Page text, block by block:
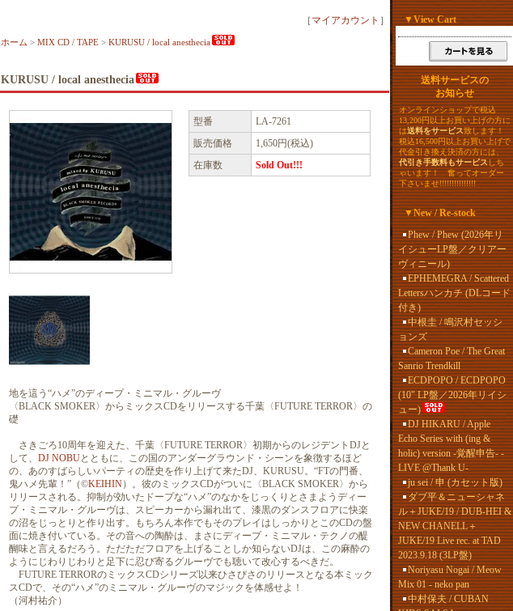
［ マイアカウント ］
ホーム > MIX CD / TAPE > KURUSU / local anesthecia
KURUSU / local anesthecia
型番
LA-7261
販売価格
1,650円(税込)
在庫数
Sold Out!!!
地を這う“ハメ”のディープ・ミニマル・グルーヴ
〈BLACK SMOKER〉からミックスCDをリリースする千葉〈FUTURE TERROR〉の
礎
さきごろ10周年を迎えた、千葉〈FUTURE TERROR〉初期からのレジデントDJと
して、 DJ NOBUとともに、この国のアンダーグラウンド・シーンを象徴するほど
の、あのすばらしいパーティの歴史を作り上げて来たDJ、KURUSU。“FTの門番、
鬼ハメ先輩！”（©KEIHIN）。彼のミックスCDがついに〈BLACK SMOKER〉から
リリースされる。抑制が効いたドープな“ハメ”のなかをじっくりとさまようディー
プ・ミニマル・グルーヴは、スピーカーから漏れ出て、漆黒のダンスフロアに快楽
の沼をじっとりと作り出す。もちろん本作でもそのプレイはしっかりとこのCDの盤
面に焼き付いている。その音への陶酔は、まさにディープ・ミニマル・テクノの醍
醐味と言えるだろう。ただただフロアを上げることしか知らないDJは、この麻酔の
ようにじわりじわりと足下に忍び寄るグルーヴでも聴いて改心するべきだ。
FUTURE TERRORのミックスCDシリーズ以来ひさびさのリリースとなる本ミック
スCDで、その“ハメ”のミニマル・グルーヴのマジックを体感せよ！
（河村祐介）
▼View Cart
送料サービスの
お知らせ
オンラインショップで税込
13,200円以上お買い上げの方に
は送料をサービス致します！
税込16,500円以上お買い上げで
代金引き換え決済の方には、
代引き手数料もサービスしち
ゃいます！ 奮ってオーダー
下さいませ!!!!!!!!!!!!!!!
▼New / Re-stock
Phew / Phew (2026年リ
イシューLP盤／クリアー
ヴィニール)
EPHEMEGRA / Scattered
Lettersハンカチ (DLコード
付き)
中根圭 / 鳴沢村セッシ
ョンズ
Cameron Poe / The Great
Sanrio Trendkill
ECDPOPO / ECDPOPO
(10" LP盤／2026年リイシ
ュー)
DJ HIKARU / Apple
Echo Series with (ing &
holic) version -覚醒申告- -
LIVE @Thank U-
ju sei / 申 (カセット版)
ダブ平＆ニューシャネ
ル＋JUKE/19 / DUB-HEI &
NEW CHANELL＋
JUKE/19 Live rec. at TAD
2023.9.18 (3LP盤)
Noriyasu Nogai / Meow
Mix 01 - neko pan
中村保夫 / CUBAN